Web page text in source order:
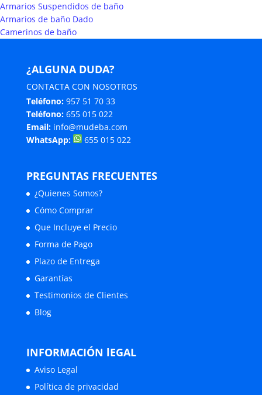
Armarios Suspendidos de baño
Armarios de baño Dado
Camerinos de baño
¿ALGUNA DUDA?
CONTACTA CON NOSOTROS
Teléfono: 957 51 70 33
Teléfono: 655 015 022
Email: info@mudeba.com
WhatsApp:
655 015 022
PREGUNTAS FRECUENTES
¿Quienes Somos?
Cómo Comprar
Que Incluye el Precio
Forma de Pago
Plazo de Entrega
Garantías
Testimonios de Clientes
Blog
INFORMACIÓN lEGAL
Aviso Legal
Política de privacidad